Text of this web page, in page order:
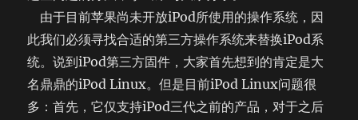
由于目前苹果尚未开放iPod所使用的操作系统，因
此我们必须寻找合适的第三方操作系统来替换iPod系
统。说到iPod第三方固件，大家首先想到的肯定是大
名鼎鼎的iPod Linux。但是目前iPod Linux问题很
多：首先，它仅支持iPod三代之前的产品，对于之后